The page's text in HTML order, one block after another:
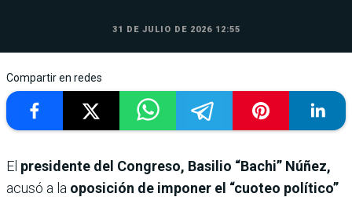
31 DE JULIO DE 2026 12:55
Compartir en redes
El presidente del Congreso, Basilio “Bachi” Núñez,
acusó a la oposición de imponer el “cuoteo político”